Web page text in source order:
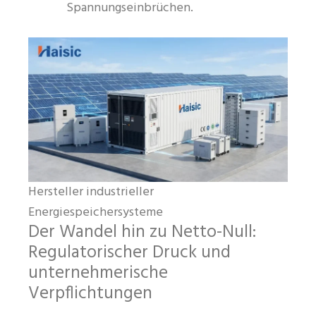
Spannungseinbrüchen.
Hersteller industrieller
Energiespeichersysteme
Der Wandel hin zu Netto-Null:
Regulatorischer Druck und
unternehmerische
Verpflichtungen